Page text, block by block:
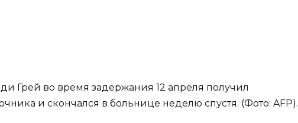
Грей во время задержания 12 апреля получил
и скончался в больнице неделю спустя. (Фото: AFP).